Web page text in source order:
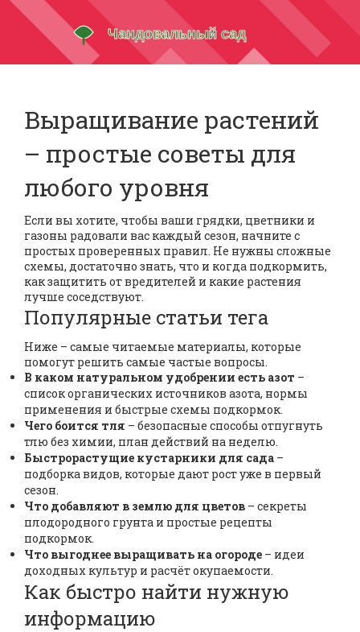
Выращивание растений
– простые советы для
любого уровня
Если вы хотите, чтобы ваши грядки, цветники и
газоны радовали вас каждый сезон, начните с
простых проверенных правил. Не нужны сложные
схемы, достаточно знать, что и когда подкормить,
как защитить от вредителей и какие растения
лучше соседствуют.
Популярные статьи тега
Ниже – самые читаемые материалы, которые
помогут решить самые частые вопросы.
В каком натуральном удобрении есть азот –
список органических источников азота, нормы
применения и быстрые схемы подкормок.
Чего боится тля – безопасные способы отпугнуть
тлю без химии, план действий на неделю.
Быстрорастущие кустарники для сада –
подборка видов, которые дают рост уже в первый
сезон.
Что добавляют в землю для цветов – секреты
плодородного грунта и простые рецепты
подкормок.
Что выгоднее выращивать на огороде – идеи
доходных культур и расчёт окупаемости.
Как быстро найти нужную
информацию